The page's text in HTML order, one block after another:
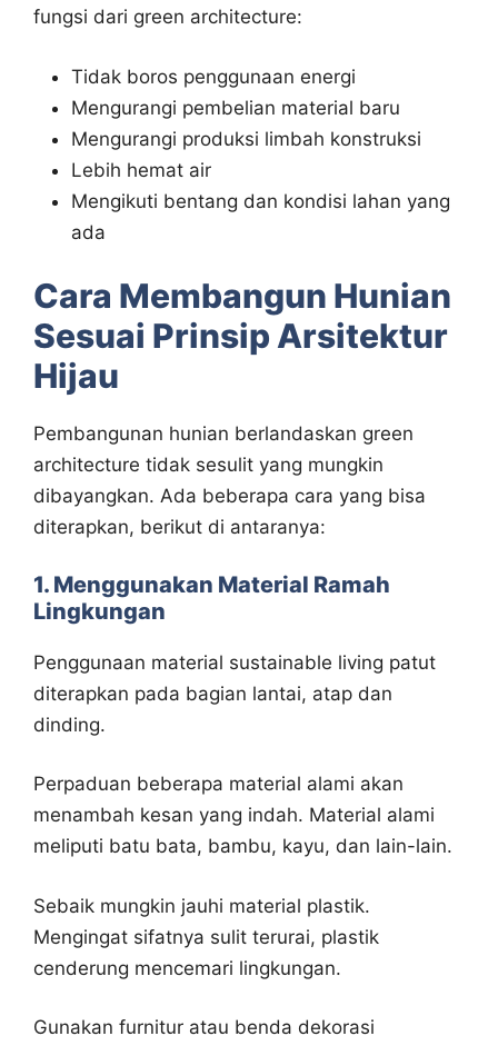
fungsi dari green architecture:
Tidak boros penggunaan energi
Mengurangi pembelian material baru
Mengurangi produksi limbah konstruksi
Lebih hemat air
Mengikuti bentang dan kondisi lahan yang
ada
Cara Membangun Hunian
Sesuai Prinsip Arsitektur
Hijau
Pembangunan hunian berlandaskan green
architecture tidak sesulit yang mungkin
dibayangkan. Ada beberapa cara yang bisa
diterapkan, berikut di antaranya:
1. Menggunakan Material Ramah
Lingkungan
Penggunaan material sustainable living patut
diterapkan pada bagian lantai, atap dan
dinding.
Perpaduan beberapa material alami akan
menambah kesan yang indah. Material alami
meliputi batu bata, bambu, kayu, dan lain-lain.
Sebaik mungkin jauhi material plastik.
Mengingat sifatnya sulit terurai, plastik
cenderung mencemari lingkungan.
Gunakan furnitur atau benda dekorasi